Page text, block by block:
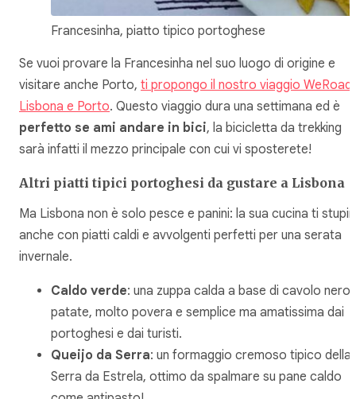
Francesinha, piatto tipico portoghese
Se vuoi provare la Francesinha nel suo luogo di origine e
visitare anche Porto, ti propongo il nostro viaggio WeRoad
Lisbona e Porto. Questo viaggio dura una settimana ed è
perfetto se ami andare in bici, la bicicletta da trekking
sarà infatti il mezzo principale con cui vi sposterete!
Altri piatti tipici portoghesi da gustare a Lisbona
Ma Lisbona non è solo pesce e panini: la sua cucina ti
anche con piatti caldi e avvolgenti perfetti per una serata
invernale.
Caldo verde: una zuppa calda a base di cavolo nero
patate, molto povera e semplice ma amatissima dai
portoghesi e dai turisti.
Queijo da Serra: un formaggio cremoso tipico della
Serra da Estrela, ottimo da spalmare su pane caldo